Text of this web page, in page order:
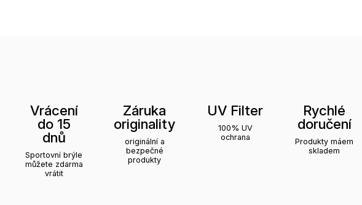
Vrácení
do 15
dnů
Sportovní brýle
můžete zdarma
vrátit
Záruka
originality
originální a
bezpečné
produkty
UV Filter
100% UV
ochrana
Rychlé
doručení
Produkty máem
skladem